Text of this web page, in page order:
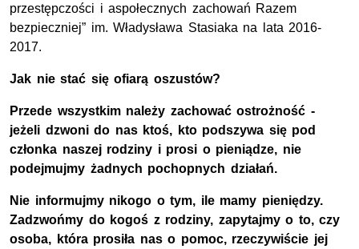
przestępczości i aspołecznych zachowań Razem
bezpieczniej” im. Władysława Stasiaka na lata 2016-
2017.
Jak nie stać się ofiarą oszustów?
Przede wszystkim należy zachować ostrożność -
jeżeli dzwoni do nas ktoś, kto podszywa się pod
członka naszej rodziny i prosi o pieniądze, nie
podejmujmy żadnych pochopnych działań.
Nie informujmy nikogo o tym, ile mamy pieniędzy.
Zadzwońmy do kogoś z rodziny, zapytajmy o to, czy
osoba, która prosiła nas o pomoc, rzeczywiście jej